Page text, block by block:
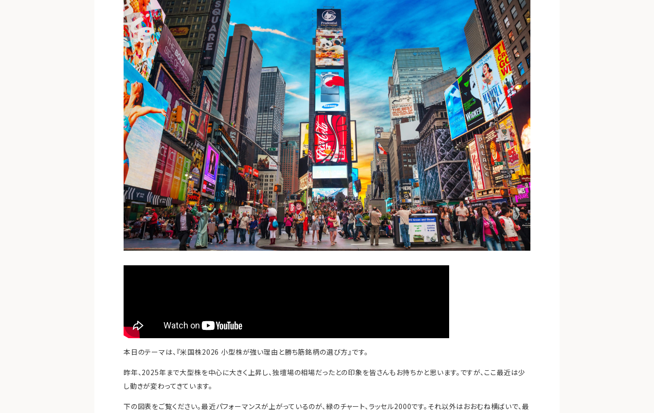
本日のテーマは、『米国株2026 小型株が強い理由と勝ち筋銘柄の選び方』です。
昨年、2025年まで大型株を中心に大きく上昇し、独壇場の相場だったとの印象を皆さんもお持ちかと思います。ですが、ここ最近は少
し動きが変わってきています。
下の図表をご覧ください。最近パフォーマンスが上がっているのが、緑のチャート、ラッセル2000です。それ以外はおおむね横ばいで、最